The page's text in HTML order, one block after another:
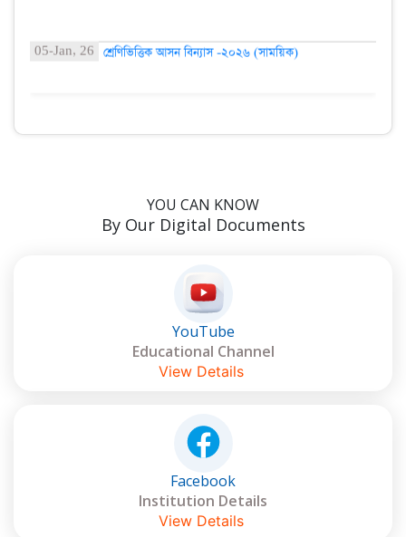
YOU CAN KNOW
By Our Digital Documents
YouTube
Educational Channel
View Details
Facebook
Institution Details
View Details